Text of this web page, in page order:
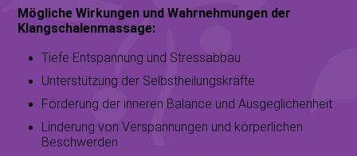
Mögliche Wirkungen und Wahrnehmungen der
Klangschalenmassage:
Tiefe Entspannung und Stressabbau
Unterstützung der Selbstheilungskräfte
Förderung der inneren Balance und Ausgeglichenheit
Linderung von Verspannungen und körperlichen
Beschwerden